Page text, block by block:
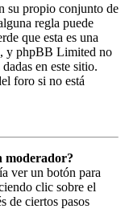
su propio conjunto de
regla puede
que esta es una
y phpBB Limited no
en este sitio.
foro si no está
moderador?
ver un botón para
clic sobre el
de ciertos pasos